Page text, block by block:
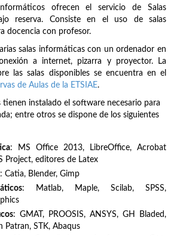
ofrecen el servicio de Salas
reserva. Consiste en el uso de salas
docencia con profesor.
salas informáticas con un ordenador en
a internet, pizarra y proyector. La
las salas disponibles se encuentra en el
de Aulas de la ETSIAE.
tienen instalado el software necesario para
entre otros se dispone de los siguientes
: MS Office 2013, LibreOffice, Acrobat
Project, editores de Latex
: Catia, Blender, Gimp
: Matlab, Maple, Scilab, SPSS,
: GMAT, PROOSIS, ANSYS, GH Bladed,
Patran, STK, Abaqus